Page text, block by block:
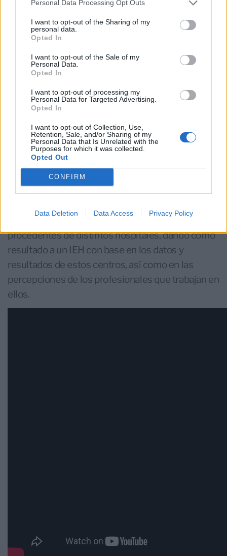
Personal Data Processing Opt Outs
I want to opt-out of the Sharing of my
personal data.
Opted In
I want to opt-out of the Sale of my
Personal Data.
Opted In
I want to opt-out of processing my
Personal Data for Targeted Advertising.
Opted In
I want to opt-out of Collection, Use,
Retention, Sale, and/or Sharing of my
Personal Data that Is Unrelated with the
Purposes for which it was collected.
Opted Out
CONFIRM
Data Deletion Data Access Privacy Policy
Para elaborarlo, el ICGEA tiene en cuenta
parámetros como la calidad asistencial, el servicio
percibidos por el paciente, así como la capacidad
innovadora, la atención personalizada y la
eficiencia en el uso de los recursos asignados.
El IEH se elabora con base en tres ejes: IEH
General –los 10 mejores centros a nivel nacional–,
IEH autonómico –los cinco mejores de cada CC.
AA.– e IEH por especialidades –los tres mejores,
según especialidad–.
Para la elaboración de este exhaustivo análisis, el
profesionales del ámbito de la salud en España
procedentes de distintos hospitales, dando como
resultado a un IEH con base en los datos y
resultados de estos centros, así como en las
percepciones de los profesionales que trabajan en
ellos.